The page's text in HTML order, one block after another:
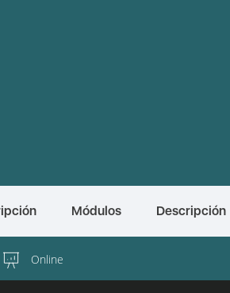
Módulos Descripción
Online